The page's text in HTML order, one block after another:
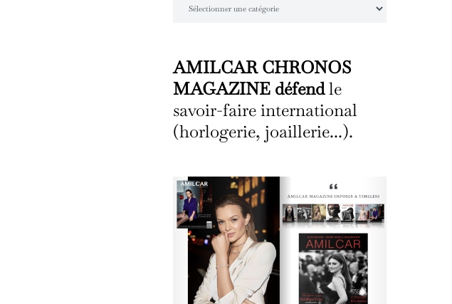
AMILCAR CHRONOS
MAGAZINE défendle
savoir-faire international
(horlogerie, joaillerie...).